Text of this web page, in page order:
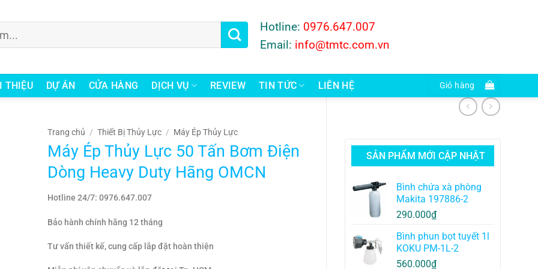
Hotline: 0976.647.007
Email: info@tmtc.com.vn
THIỆU DỰ ÁN CỬA HÀNG DỊCH VỤ REVIEW TIN TỨC LIÊN HỆ Giỏ hàng
SẢN PHẨM MỚI CẬP NHẬT
Bình chứa xà phòng
Makita 197886-2
290.000₫
Bình phun bọt tuyết 1l
KOKU PM-1L-2
560.000₫
Trang chủ / Thiết Bị Thủy Lực / Máy Ép Thủy Lực
Máy Ép Thủy Lực 50 Tấn Bơm Điện
Dòng Heavy Duty Hãng OMCN
Hotline 24/7: 0976.647.007
Bảo hành chính hãng 12 tháng
Tư vấn thiết kế, cung cấp lắp đặt hoàn thiện